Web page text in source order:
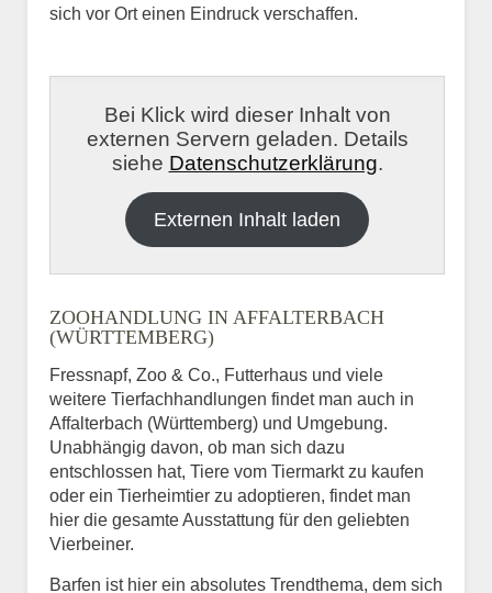
sich vor Ort einen Eindruck verschaffen.
Bei Klick wird dieser Inhalt von
externen Servern geladen. Details
siehe Datenschutzerklärung.
Externen Inhalt laden
ZOOHANDLUNG IN AFFALTERBACH
(WÜRTTEMBERG)
Fressnapf, Zoo & Co., Futterhaus und viele
weitere Tierfachhandlungen findet man auch in
Affalterbach (Württemberg) und Umgebung.
Unabhängig davon, ob man sich dazu
entschlossen hat, Tiere vom Tiermarkt zu kaufen
oder ein Tierheimtier zu adoptieren, findet man
hier die gesamte Ausstattung für den geliebten
Vierbeiner.
Barfen ist hier ein absolutes Trendthema, dem sich